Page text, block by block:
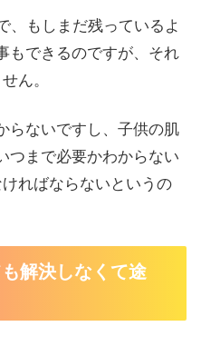
、もしまだ残っているよ
もできるのですが、それ
ん。
らないですし、子供の肌
つまで必要かわからない
ればならないというの
解決しなくて途